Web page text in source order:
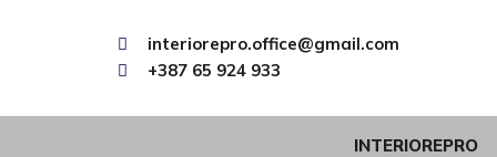
interiorepro.office@gmail.com
+387 65 924 933
INTERIOREPRO